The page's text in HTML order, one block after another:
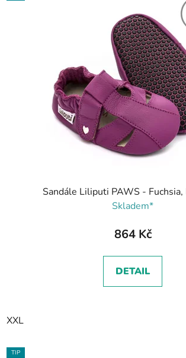
Sandále Liliputi PAWS -
Skladem*
864 Kč
DETAIL
XXL
TIP